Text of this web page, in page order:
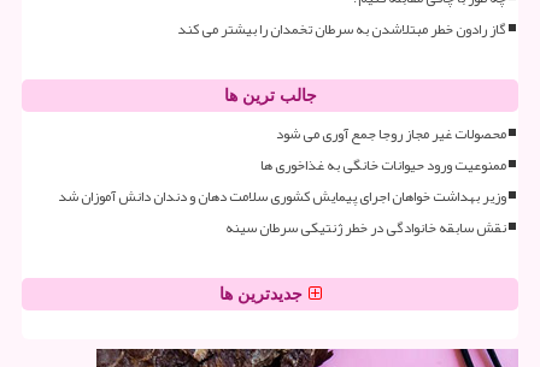
گاز رادون خطر مبتلاشدن به سرطان تخمدان را بیشتر می کند
جالب ترین ها
محصولات غیر مجاز روجا جمع آوری می شود
ممنوعیت ورود حیوانات خانگی به غذاخوری ها
وزیر بهداشت خواهان اجرای پیمایش کشوری سلامت دهان و دندان دانش آموزان شد
نقش سابقه خانوادگی در خطر ژنتیکی سرطان سینه
جدیدترین ها